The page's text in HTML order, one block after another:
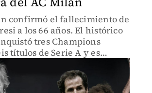
confirmó el fallecimiento de
a los 66 años. El histórico
tres Champions
títulos de Serie A y es
uno de los mejores
de todos los tiempos.